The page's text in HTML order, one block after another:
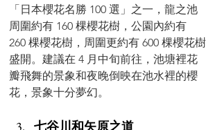
「日本櫻花名勝 100 選」之一，龍之池
周圍約有 160 棵櫻花樹，公園內約有
260 棵櫻花樹，周圍更約有 600 棵櫻花樹
盛開。建議在 4 月中旬前往，池塘裡花
瓣飛舞的景象和夜晚倒映在池水裡的櫻
花，景象十分夢幻。
七谷川和矢原之道